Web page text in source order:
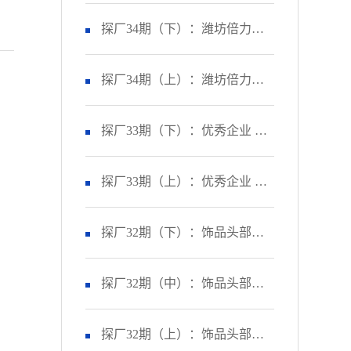
市企业精益标杆生产线效率提
升40%？
探厂34期（下）：潍坊倍力汽
车零部件有限公司 如何让生产
效率提升43%？
探厂34期（上）：潍坊倍力汽
车零部件有限公司 如何让订单
准交率提升43%？
探厂33期（下）：优秀企业 盛
央电气 | 通过管理变革，让订单
准交率提升到95%以上！
探厂33期（上）：优秀企业 盛
央电气 | 通过精益生产，让产线
产能提升83%！
探厂32期（下）：饰品头部企
业 贝菲饰品 | 通过品质改善，
让失败成本异常递减70%！
探厂32期（中）：饰品头部企
业 贝菲饰品 | 通过交付改善，
探厂32期（上）：饰品头部企